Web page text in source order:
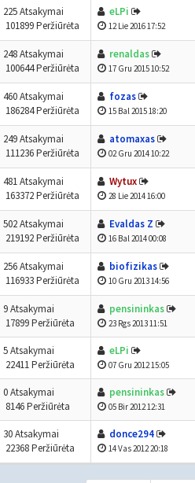
225 Atsakymai
101899 Peržiūrėta
eLPi
12 Lie 2016 17:52
248 Atsakymai
100644 Peržiūrėta
renaldas
17 Gru 2015 10:52
460 Atsakymai
186284 Peržiūrėta
fozas
15 Bal 2015 18:20
249 Atsakymai
111236 Peržiūrėta
atomaxas
02 Gru 2014 10:22
481 Atsakymai
163372 Peržiūrėta
Wytux
28 Lie 2014 16:00
502 Atsakymai
219192 Peržiūrėta
Evaldas Z
16 Bal 2014 00:08
256 Atsakymai
116933 Peržiūrėta
biofizikas
10 Gru 2013 14:56
9 Atsakymai
17899 Peržiūrėta
pensininkas
23 Rgs 2013 11:51
5 Atsakymai
22411 Peržiūrėta
eLPi
07 Gru 2012 15:05
0 Atsakymai
8146 Peržiūrėta
pensininkas
05 Bir 2012 12:31
30 Atsakymai
22368 Peržiūrėta
donce294
14 Vas 2012 20:18